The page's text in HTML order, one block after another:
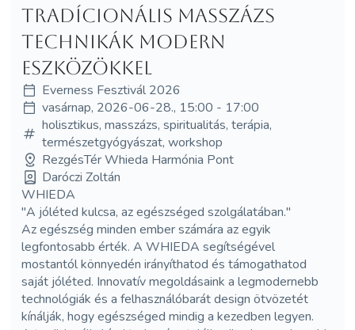
Tradícionális masszázs
technikák modern
eszközökkel
Everness Fesztivál 2026
vasárnap, 2026-06-28., 15:00 - 17:00
holisztikus, masszázs, spiritualitás, terápia,
természetgyógyászat, workshop
RezgésTér Whieda Harmónia Pont
Daróczi Zoltán
WHIEDA
"A jóléted kulcsa, az egészséged szolgálatában."
Az egészség minden ember számára az egyik
legfontosabb érték. A WHIEDA segítségével
mostantól könnyedén irányíthatod és támogathatod
saját jóléted. Innovatív megoldásaink a legmodernebb
technológiák és a felhasználóbarát design ötvözetét
kínálják, hogy egészséged mindig a kezedben legyen.